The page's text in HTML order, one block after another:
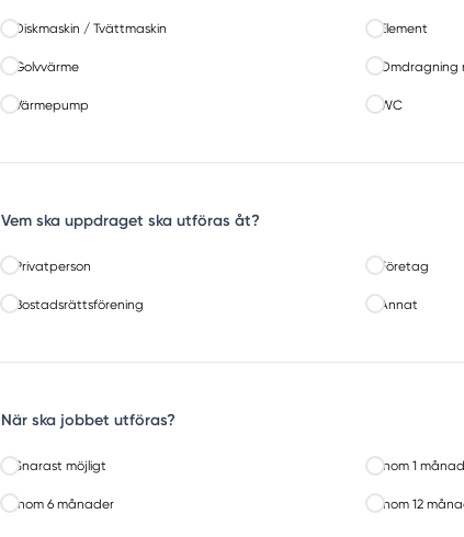
Diskmaskin / Tvättmaskin Element
Golvvärme Omdragning
Värmepump WC
Vem ska uppdraget ska utföras åt?
Privatperson Företag
Bostadsrättsförening Annat
När ska jobbet utföras?
Snarast möjligt Inom 1 månad
Inom 6 månader Inom 12